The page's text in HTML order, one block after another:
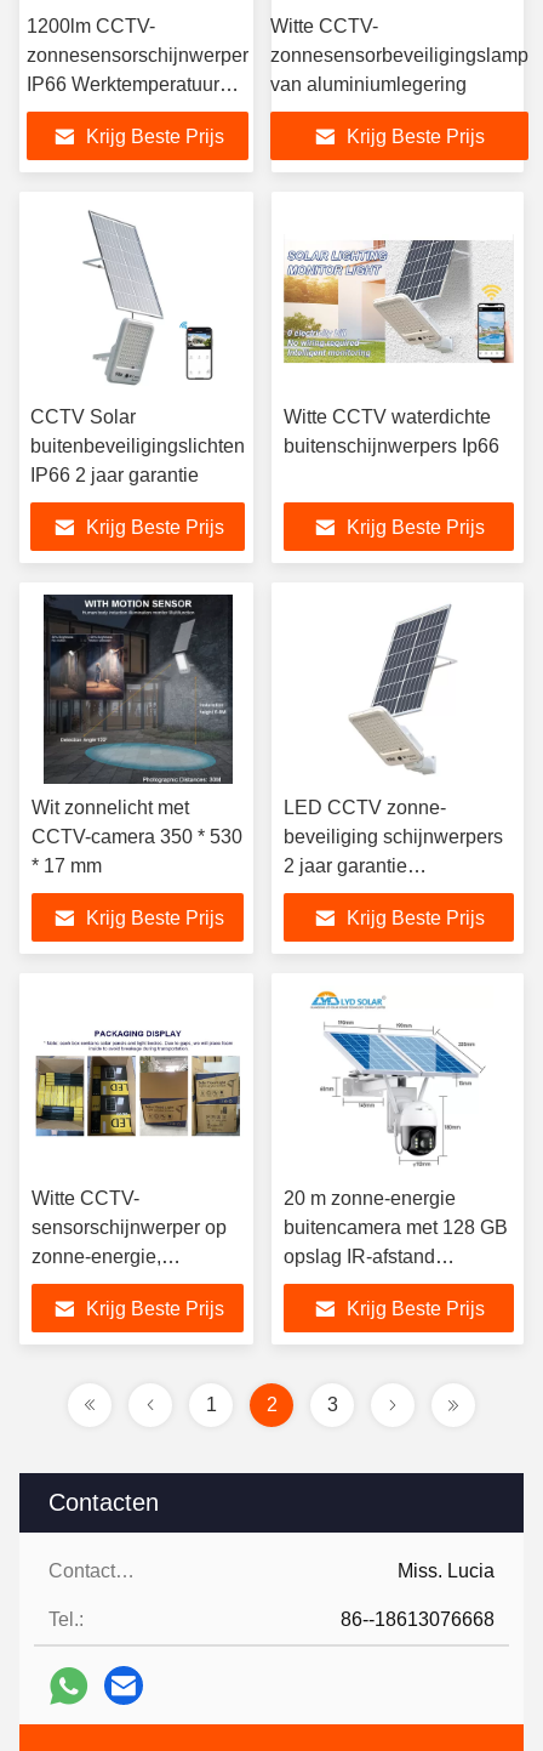
Contacten
Contacten: Miss. Lucia
Tel.: 86--18613076668
1200lm CCTV-
zonnesensorschijnwerper
IP66 Werktemperatuur
-20 ℃ ~ 50 ℃
Krijg Beste Prijs
Witte CCTV-
zonnesensorbeveiligingslamp
van aluminiumlegering
Krijg Beste Prijs
CCTV Solar
buitenbeveiligingslichten
IP66 2 jaar garantie
Krijg Beste Prijs
Witte CCTV waterdichte
buitenschijnwerpers Ip66
Krijg Beste Prijs
Wit zonnelicht met
CCTV-camera 350 * 530
* 17 mm
Krijg Beste Prijs
LED CCTV zonne-
beveiliging schijnwerpers
2 jaar garantie
aluminiumlegering
Krijg Beste Prijs
Witte CCTV-
sensorschijnwerper op
zonne-energie,
aluminiumlegering
Krijg Beste Prijs
20 m zonne-energie
buitencamera met 128 GB
opslag IR-afstand
nachtzicht
Krijg Beste Prijs
1 2 3